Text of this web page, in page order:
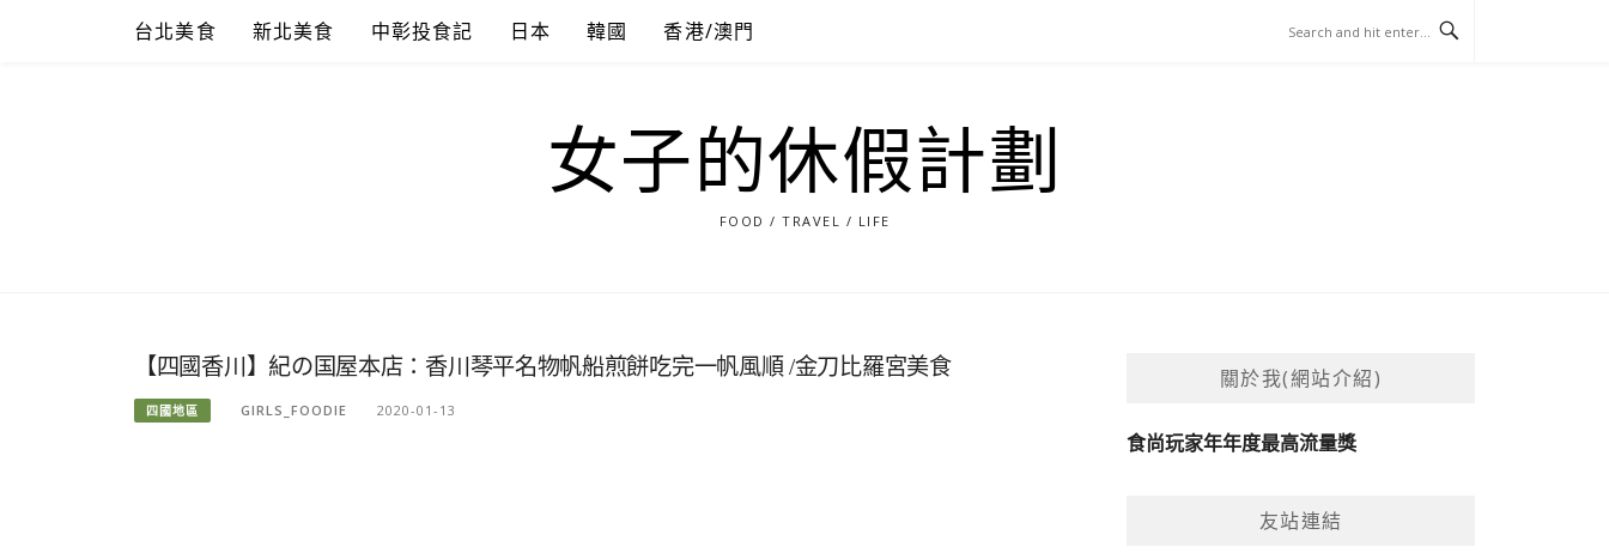
台北美食 新北美食 中彰投食記 日本 韓國 香港/澳門
女子的休假計劃
FOOD / TRAVEL / LIFE
【四國香川】紀の国屋本店：香川琴平名物帆船煎餅吃完一帆風順 /金刀比羅宮美食
四國地區 GIRLS_FOODIE 2020-01-13
關於我(網站介紹)
食尚玩家年年度最高流量獎
友站連結